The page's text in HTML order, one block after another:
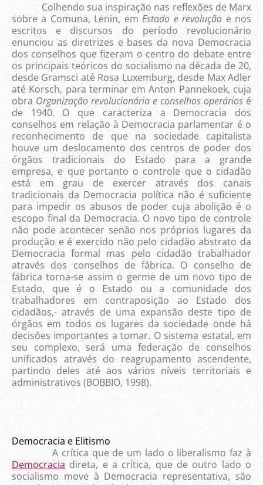
Colhendo sua inspiração nas reflexões de Marx
sobre a Comuna, Lenin, emEstado e revolução e nos
escritos e discursos do período revolucionário
enunciou as diretrizes e bases da nova Democracia
dos conselhos que fizeram o centro do debate entre
os principais teóricos do socialismo na década de 20,
desde Gramsci até Rosa Luxemburg, desde Max Adler
até Korsch, para terminar em Anton Pannekoek, cuja
obra Organização revolucionária e conselhos operários é
de 1940. O que caracteriza a Democracia dos
conselhos em relação à Democracia parlamentar é o
reconhecimento de que na sociedade capitalista
houve um deslocamento dos centros de poder dos
órgãos tradicionais do Estado para a grande
empresa, e que portanto o controle que o cidadão
está em grau de exercer através dos canais
tradicionais da Democracia política não é suficiente
para impedir os abusos de poder cuja abolição é o
escopo final da Democracia. O novo tipo de controle
não pode acontecer senão nos próprios lugares da
produção e é exercido não pelo cidadão abstrato da
Democracia formal mas pelo cidadão trabalhador
através dos conselhos de fábrica. O conselho de
fábrica torna-se assim o germe de um novo tipo de
Estado, que é o Estado ou a comunidade dos
trabalhadores em contraposição ao Estado dos
cidadãos,- através de uma expansão deste tipo de
órgãos em todos os lugares da sociedade onde há
decisões importantes a tomar. O sistema estatal, em
seu complexo, será uma federação de conselhos
unificados através do reagrupamento ascendente,
partindo deles até aos vários níveis territoriais e
administrativos (BOBBIO, 1998).
Democracia e Elitismo
A crítica que de um lado o liberalismo faz à
Democracia direta, e a crítica, que de outro lado o
socialismo move à Democracia representativa, são